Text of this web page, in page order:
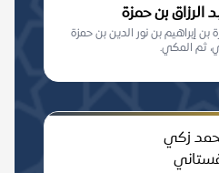
الرزاق بن حمزة
إبراهيم بن نور الدين بن حمزة
ثم المكي.